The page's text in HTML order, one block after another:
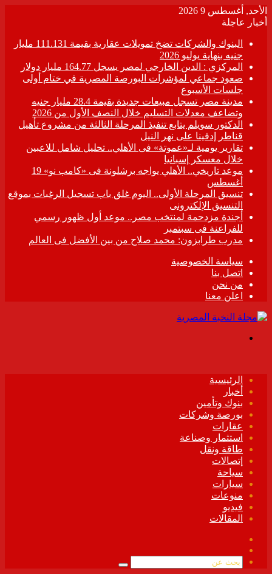
الأحد, أغسطس 9 2026
أخبار عاجلة
البنوك والشركات تضخ تمويلات عقارية بقيمة 111.131 مليار
جنيه بنهاية يوليو 2026
المركزي : الدين الخارجي لمصر يسجل 164.77 مليار دولار
صعود جماعي لمؤشرات البورصة المصرية في ختام أولى
جلسات الأسبوع
مدينة مصر تسجل مبيعات جديدة بقيمة 28.4 مليار جنيه
وتضاعف معدلات التسليم خلال النصف الأول من 2026
الدكتور سويلم يتابع تنفيذ المرحلة الثالثة من مشروع تأهيل
قناطر إدفينا على نهر النيل
تقارير يومية لـ«عموتة» فى الأهلي.. تحليل شامل للاعبين
خلال معسكر إسبانيا
موعد تاريخي.. الأهلي يواجه برشلونة فى «كامب نو» 19
أغسطس
تنسيق المرحلة الأولى.. اليوم غلق باب تسجيل الرغبات بموقع
التنسيق الإلكترونى
أجندة مزدحمة لمنتخب مصر.. موعد أول ظهور رسمي
للفراعنة فى سبتمبر
مدرب طرابزون: محمد صلاح من بين الأفضل فى العالم
سياسة الخصوصية
اتصل بنا
من نحن
اعلن معنا
الرئيسية
أخبار
بنوك وتأمين
بورصة وشركات
عقارات
استثمار وصناعة
طاقة ونقل
إتصالات
سياحة
سيارات
منوعات
فيديو
المقالات
الموقع
بحث